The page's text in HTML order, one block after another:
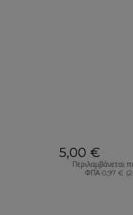
5,00 €
Περιλαμβάνεται
ΦΠΑ 0,97 €